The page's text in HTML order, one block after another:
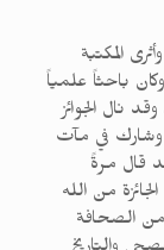
المكتبة
وكان باحثاً علمياً
نال الجوائز
، وشارك في مآت
قال مرةً
من الله
من الصحافة